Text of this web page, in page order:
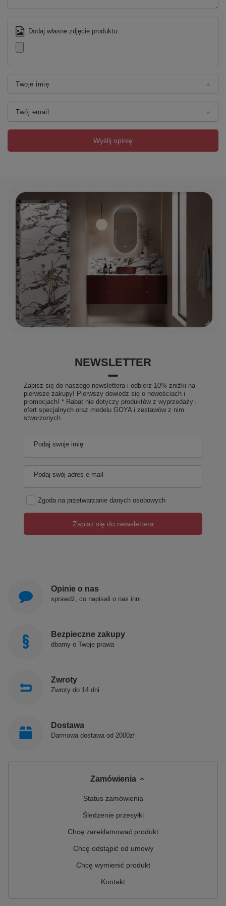
Dodaj własne zdjęcie produktu:
Twoje imię
Twój email
Wyślij opinię
NEWSLETTER
Zapisz się do naszego newslettera i odbierz 10% zniżki na
pierwsze zakupy! Pierwszy dowiedz się o nowościach i
promocjach! * Rabat nie dotyczy produktów z wyprzedaży i
ofert specjalnych oraz modelu GOYA i zestawów z nim
stworzonych
Podaj swoje imię
Podaj swój adres e-mail
Zgoda na przetwarzanie danych osobowych
Zapisz się do newslettera
Opinie o nas
sprawdź, co napisali o nas inni
Bezpieczne zakupy
dbamy o Twoje prawa
Zwroty
Zwroty do 14 dni
Dostawa
Darmowa dostawa od 2000zł
Zamówienia
Status zamówienia
Śledzenie przesyłki
Chcę zareklamować produkt
Chcę odstąpić od umowy
Chcę wymienić produkt
Kontakt